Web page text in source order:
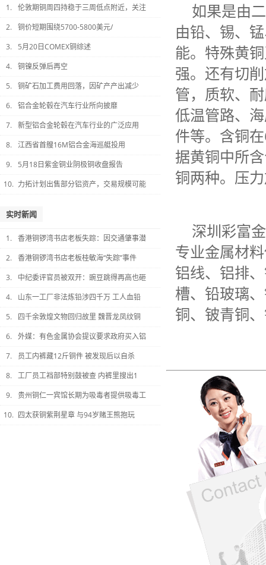
1. 伦敦期铜周四持稳于三周低点附近，关注
2. 铜价短期围绕5700-5800美元/
3.
5月20日COMEX铜综述
4. 铜镍反弹后再空
5. 铜矿石加工费用回落，因矿产产出减少
6. 铝合金轮毂在汽车行业所向披靡
7. 新型铝合金轮毂在汽车行业的广泛应用
8. 江西省首艘16M铝合金海巡艇投用
9.
5月18日紫金铜业阴极铜收盘报告
10. 力拓计划出售部分铝资产，交易规模可能
实时新闻
1. 香港铜锣湾书店老板失踪：因交通肇事潜
2. 香港铜锣湾书店老板桂敏海“失踪”事件
3.
中纪委评官员被双开：豌豆跳得再高也砸
4.
山东一工厂非法炼铅涉四千万 工人血铅
5.
四千余敦煌文物回归故里 魏晋龙凤纹铜
6. 外媒：有色金属协会提议要求政府买入铝
7.
员工内裤藏12斤铜件 被发现后以自杀
8. 工厂员工裆部特别鼓被查 内裤里搜出1
9. 贵州铜仁一宾馆长期为吸毒者提供吸毒工
10. 四太获铜紫荆星章 与94岁赌王熊抱玩
如果是由
由铅、锡、
能。特殊黄
强。还有切
管，质软、
低温管路、
件等。含铜
据黄铜中所
铜两种。压
深圳彩富
专业金属材
铝线、铝排
槽、铅玻璃
铜、铍青铜